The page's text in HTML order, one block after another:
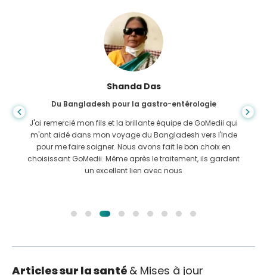
Shanda Das
Du Bangladesh pour la gastro-entérologie
J'ai remercié mon fils et la brillante équipe de GoMedii qui
m'ont aidé dans mon voyage du Bangladesh vers l'Inde
pour me faire soigner. Nous avons fait le bon choix en
choisissant GoMedii. Même après le traitement, ils gardent
un excellent lien avec nous
Articles sur la santé & Mises à jour